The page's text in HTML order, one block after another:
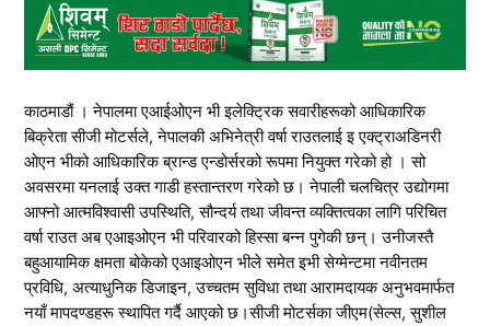
काठमाडौं । नेपालमा एआईओएन भी इलेक्ट्रिक सवारीहरूको आधिकारिक
बिक्रेता सीजी मोटर्सले, नेपालकी अभिनेत्री वर्षा राउतलाई इ एक्ट्राअडिनरी
ओएन भीको आधिकारिक ब्रान्ड एन्डोर्सरको रूपमा नियुक्त गरेको हो । सो
अवसरमा यनलाई उक्त गाडी हस्तान्तरण गरेको छ। नेपाली चलचित्र उद्योगमा
आफ्नो आत्मविश्वासी उपस्थिति, सौन्दर्य तथा जीवन्त व्यक्तित्वका लागि परिचित
वर्षा राउत अब एआइओएन भी परिवारको हिस्सा बन्न पुगेकी छन्। उनीजस्तै
बहुआयामिक क्षमता बोकेको एआइओएन भीले समेत इभी सेग्मेन्टमा नवीनतम
प्रविधि, अत्याधुनिक डिजाइन, उच्चतम सुविधा तथा आरामदायक अनुभवमार्फत
नयाँ मापदण्डहरू स्थापित गर्दै आएको छ।सीजी मोटर्सका जीएम(सेल्स, सुशील